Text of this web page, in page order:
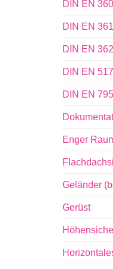
DIN EN 360
DIN EN 361
DIN EN 362
DIN EN 517
DIN EN 795
Enger
Geländer
Gerüst